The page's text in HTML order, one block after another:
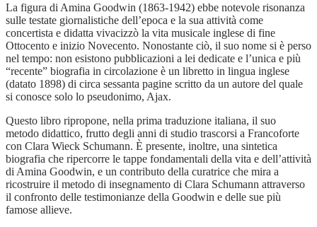
La figura di Amina Goodwin (1863-1942) ebbe notevole risonanza
sulle testate giornalistiche dell’epoca e la sua attività come
concertista e didatta vivacizzò la vita musicale inglese di fine
Ottocento e inizio Novecento. Nonostante ciò, il suo nome si è perso
nel tempo: non esistono pubblicazioni a lei dedicate e l’unica e più
“recente” biografia in circolazione è un libretto in lingua inglese
(datato 1898) di circa sessanta pagine scritto da un autore del quale
si conosce solo lo pseudonimo, Ajax.
Questo libro ripropone, nella prima traduzione italiana, il suo
metodo didattico, frutto degli anni di studio trascorsi a Francoforte
con Clara Wieck Schumann. È presente, inoltre, una sintetica
biografia che ripercorre le tappe fondamentali della vita e dell’attività
di Amina Goodwin, e un contributo della curatrice che mira a
ricostruire il metodo di insegnamento di Clara Schumann attraverso
il confronto delle testimonianze della Goodwin e delle sue più
famose allieve.